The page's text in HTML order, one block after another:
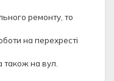
ремонту, то
на перехресті
також на вул.